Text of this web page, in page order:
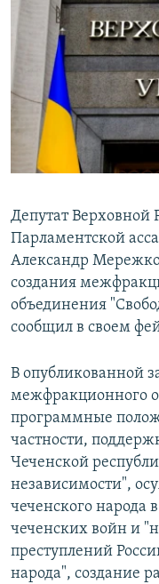
СИБИРЬ.РЕАЛИИ
РАСПИСАНИЕ
ПОДПИШИТЕСЬ НА
СОЦИАЛЬНЫЕ СЕТИ
Все сайты РСЕ/РС
Депутат
Парламентской
Александр
создания
объединения
сообщил в своем
В опубликованной
межфракционного
программные
частности,
Чеченской
независимости",
чеченского народа
чеченских войн и
преступлений
народа", создание